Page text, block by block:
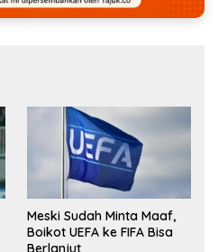
Meski Sudah Minta Maaf,
Boikot UEFA ke FIFA Bisa
Berlanjut